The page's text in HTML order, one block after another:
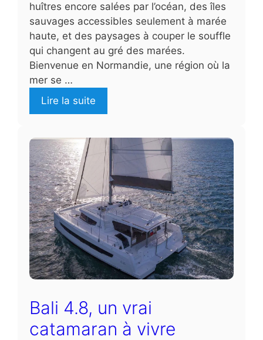
huîtres encore salées par l’océan, des îles
sauvages accessibles seulement à marée
haute, et des paysages à couper le souffle
qui changent au gré des marées.
Bienvenue en Normandie, une région où la
mer se …
Lire la suite
Bali 4.8, un vrai
catamaran à vivre